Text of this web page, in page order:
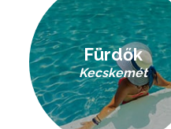
Fürdők
Kecskemét